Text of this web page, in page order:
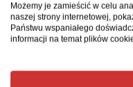
Możemy je zamieścić w celu
naszej strony internetowej,
Państwu wspaniałego
informacji na temat plików